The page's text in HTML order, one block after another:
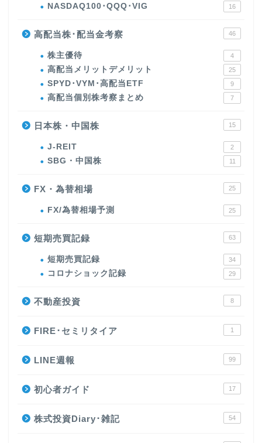
NASDAQ100･QQQ･VIG 16
高配当株･配当金考察 46
株主優待 4
高配当メリットデメリット 25
SPYD･VYM･高配当ETF 9
高配当個別株考察まとめ 7
日本株・中国株 15
J-REIT 2
SBG・中国株 11
FX・為替相場 25
FX/為替相場予測 25
短期売買記録 63
短期売買記録 34
コロナショック記録 29
不動産投資 8
FIRE･セミリタイア 1
LINE週報 99
初心者ガイド 17
株式投資Diary･雑記 54